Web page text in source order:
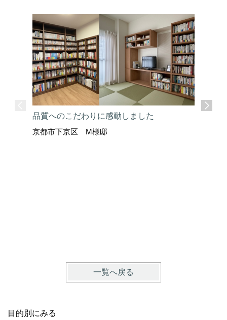
品質へのこだわりに感動しました
京都市下京区 M様邸
一覧へ戻る
目的別にみる